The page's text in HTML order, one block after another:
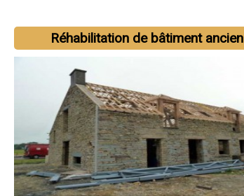
Réhabilitation de bâtiment ancien